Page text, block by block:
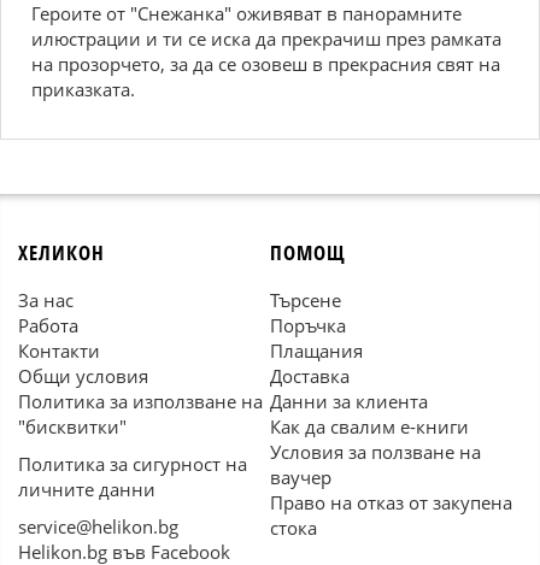
Героите от "Снежанка" оживяват в панорамните
илюстрации и ти се иска да прекрачиш през рамката
на прозорчето, за да се озовеш в прекрасния свят на
приказката.
ХЕЛИКОН
За нас
Работа
Контакти
Общи условия
Политика за използване на
"бисквитки"
Политика за сигурност на
личните данни
service@helikon.bg
Helikon.bg във Facebook
ПОМОЩ
Търсене
Поръчка
Плащания
Доставка
Данни за клиента
Как да свалим е-книги
Условия за ползване на
ваучер
Право на отказ от закупена
стока